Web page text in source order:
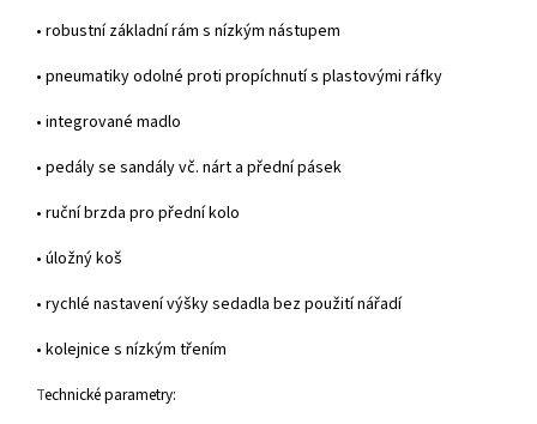
• robustní základní rám s nízkým nástupem
• pneumatiky odolné proti propíchnutí s plastovými ráfky
• integrované madlo
• pedály se sandály vč. nárt a přední pásek
• ruční brzda pro přední kolo
• úložný koš
• rychlé nastavení výšky sedadla bez použití nářadí
• kolejnice s nízkým třením
Technické parametry: